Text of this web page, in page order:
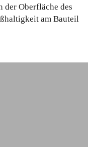
der Oberfläche des
am Bauteil